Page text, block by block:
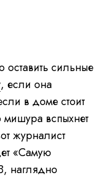
оставить сильные
, если она
в доме стоит
вспыхнет
журналист
«Самую
наглядно